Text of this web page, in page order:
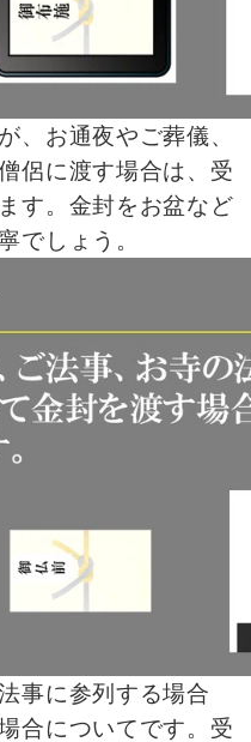
、お通夜やご葬儀、
侶に渡す場合は、受
す。金封をお盆など
でしょう。
事に参列する場合
合についてです。受